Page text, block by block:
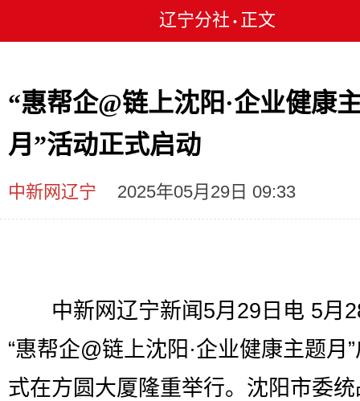
辽宁分社 • 正文
“惠帮企@链上沈阳·企业健康
月”活动正式启动
中新网辽宁 2025年05月29日 09:33
中新网辽宁新闻5月29日电 5月
“惠帮企@链上沈阳·企业健康主题月
式在方圆大厦隆重举行。沈阳市委